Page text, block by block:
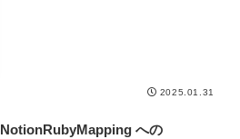
2025.01.31
NotionRubyMapping への